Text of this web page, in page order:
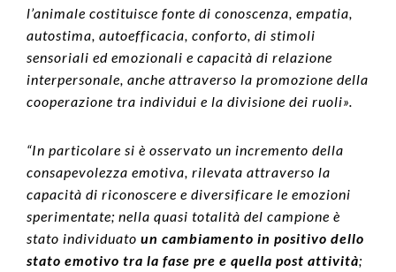
l’animale costituisce fonte di conoscenza, empatia,
autostima, autoefficacia, conforto, di stimoli
sensoriali ed emozionali e capacità di relazione
interpersonale, anche attraverso la promozione della
cooperazione tra individui e la divisione dei ruoli».
“In particolare si è osservato un incremento della
consapevolezza emotiva, rilevata attraverso la
capacità di riconoscere e diversificare le emozioni
sperimentate; nella quasi totalità del campione è
stato individuato un cambiamento in positivo dello
stato emotivo tra la fase pre e quella post attività;